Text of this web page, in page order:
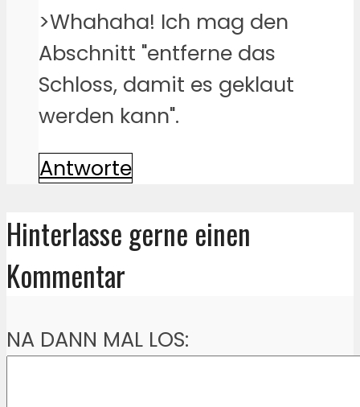
>Whahaha! Ich mag den
Abschnitt "entferne das
Schloss, damit es geklaut
werden kann".
Antworte
Hinterlasse gerne einen
Kommentar
NA DANN MAL LOS: